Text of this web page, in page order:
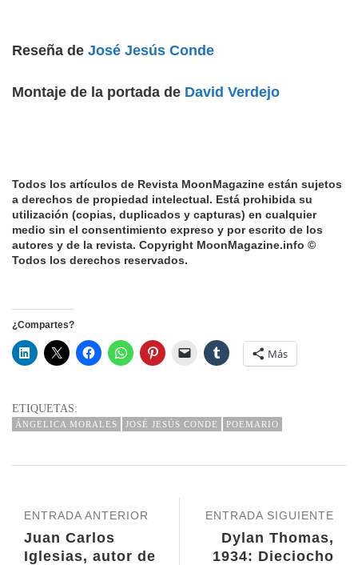
Reseña de José Jesús Conde
Montaje de la portada de David Verdejo
Todos los artículos de Revista MoonMagazine están sujetos
a derechos de propiedad intelectual. Está prohibida su
utilización (copias, duplicados y capturas) en cualquier
medio sin el consentimiento expreso y por escrito de los
autores y de la revista. Copyright MoonMagazine.info ©
Todos los derechos reservados.
¿Compartes?
Más
ETIQUETAS:
ÁNGELICA MORALES JOSÉ JESÚS CONDE POEMARIO
ENTRADA SIGUIENTE
Dylan Thomas,
1934: Dieciocho
ENTRADA ANTERIOR
Juan Carlos
Iglesias, autor de